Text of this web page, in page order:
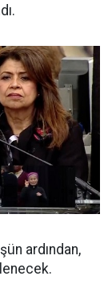
ardından,